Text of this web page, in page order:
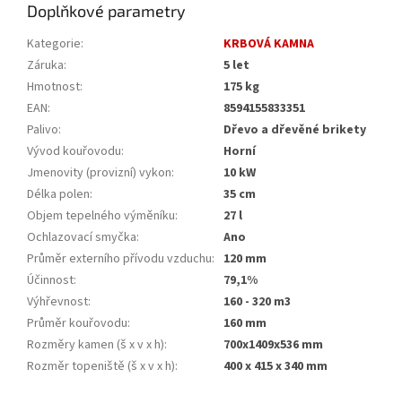
Doplňkové parametry
Kategorie:
KRBOVÁ KAMNA
Záruka:
5 let
Hmotnost:
175 kg
EAN:
8594155833351
Palivo:
Dřevo a dřevěné brikety
Vývod kouřovodu:
Horní
Jmenovity (provizní) vykon:
10 kW
Délka polen:
35 cm
Objem tepelného výměníku:
27 l
Ochlazovací smyčka:
Ano
Průměr externího přívodu vzduchu: 120 mm
Účinnost:
79,1%
Výhřevnost:
160 - 320 m3
Průměr kouřovodu:
160 mm
Rozměry kamen (š x v x h):
700x1409x536 mm
Rozměr topeniště (š x v x h): 400 x 415 x 340 mm